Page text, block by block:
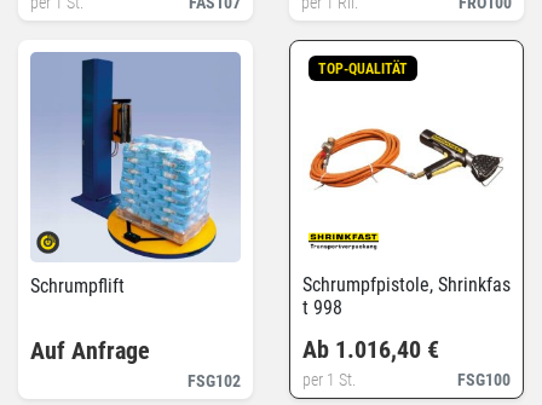
Schrumpflift
FSG102
Auf Anfrage
TOP-QUALITÄT
Schrumpfpistole, Shrinkfas
t 998
FSG100
Ab 1.016,40 €
per 1 St.